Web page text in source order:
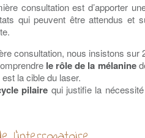
consultation est d’apporter
qui peuvent être attendus et
consultation, nous insistons sur
le rôle de la mélanine
la cible du laser.
pilaire qui justifie la